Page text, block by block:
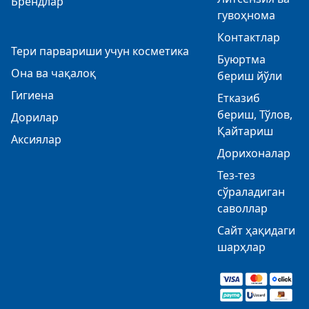
Тери парвариши учун косметика
Она ва чақалоқ
Гигиена
Дорилар
Аксиялар
гувоҳнома
Контактлар
Буюртма
бериш йўли
Етказиб
бериш, Тўлов,
Қайтариш
Дорихоналар
Тез-тез
сўраладиган
саволлар
Сайт ҳақидаги
шарҳлар